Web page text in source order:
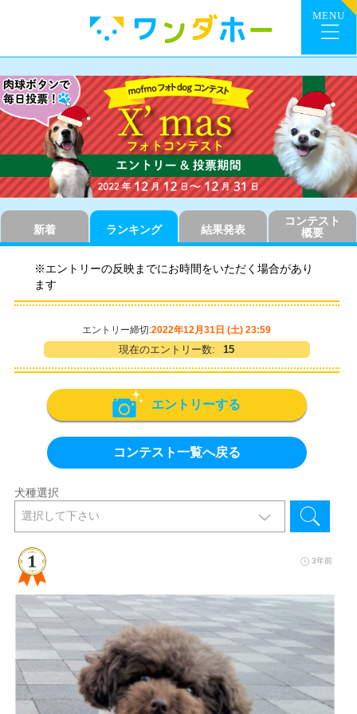
新着 ランキング 結果発表
コンテスト
概要
※エントリーの反映までにお時間をいただく場合があり
ます
エントリー締切:2022年12月31日 (土) 23:59
現在のエントリー数: 15
エントリーする
コンテスト一覧へ戻る
犬種選択
3年前